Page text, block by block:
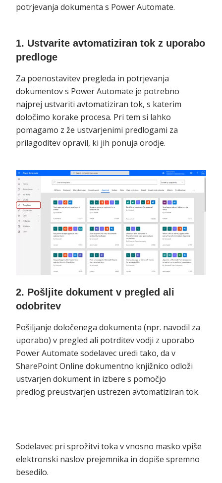
potrjevanja dokumenta s Power Automate.
1. Ustvarite avtomatiziran tok z uporabo
predloge
Za poenostavitev pregleda in potrjevanja
dokumentov s Power Automate je potrebno
najprej ustvariti avtomatiziran tok, s katerim
določimo korake procesa. Pri tem si lahko
pomagamo z že ustvarjenimi predlogami za
prilagoditev opravil, ki jih ponuja orodje.
2. Pošljite dokument v pregled ali
odobritev
Pošiljanje določenega dokumenta (npr. navodil za
uporabo) v pregled ali potrditev vodji z uporabo
Power Automate sodelavec uredi tako, da v
SharePoint Online dokumentno knjižnico odloži
ustvarjen dokument in izbere s pomočjo
predlog preustvarjen ustrezen avtomatiziran tok.
Sodelavec pri sprožitvi toka v vnosno masko vpiše
elektronski naslov prejemnika in dopiše spremno
besedilo.